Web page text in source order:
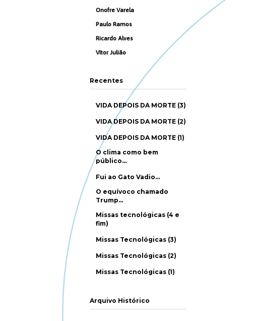
Onofre Varela
Paulo Ramos
Ricardo Alves
Vítor Julião
Recentes
VIDA DEPOIS DA MORTE (3)
VIDA DEPOIS DA MORTE (2)
VIDA DEPOIS DA MORTE (1)
O clima como bem
público…
Fui ao Gato Vadio…
O equívoco chamado
Trump…
Missas tecnológicas (4 e
fim)
Missas Tecnológicas (3)
Missas Tecnológicas (2)
Missas Tecnológicas (1)
Arquivo Histórico